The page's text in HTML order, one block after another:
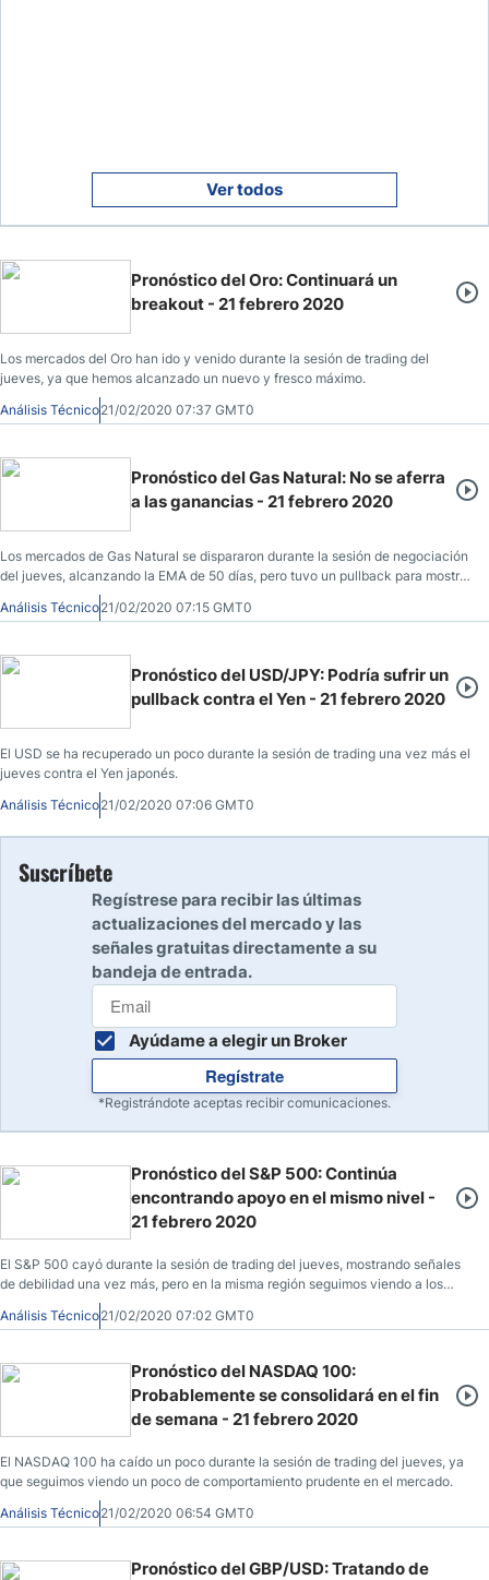
Ver todos
Pronóstico del Oro: Continuará un
breakout - 21 febrero 2020
Los mercados del Oro han ido y venido durante la sesión de trading del
jueves, ya que hemos alcanzado un nuevo y fresco máximo.
Análisis Técnico21/02/2020 07:37 GMT0
Pronóstico del Gas Natural: No se aferra
a las ganancias - 21 febrero 2020
Los mercados de Gas Natural se dispararon durante la sesión de negociación
del jueves, alcanzando la EMA de 50 días, pero tuvo un pullback para mostrar
señales de agotamiento.
Análisis Técnico21/02/2020 07:15 GMT0
Pronóstico del USD/JPY: Podría sufrir un
pullback contra el Yen - 21 febrero 2020
El USD se ha recuperado un poco durante la sesión de trading una vez más el
jueves contra el Yen japonés.
Análisis Técnico21/02/2020 07:06 GMT0
Suscríbete
Regístrese para recibir las últimas
actualizaciones del mercado y las
señales gratuitas directamente a su
bandeja de entrada.
Ayúdame a elegir un Broker
Regístrate
*Registrándote aceptas recibir comunicaciones.
Pronóstico del S&P 500: Continúa
encontrando apoyo en el mismo nivel -
21 febrero 2020
El S&P 500 cayó durante la sesión de trading del jueves, mostrando señales
de debilidad una vez más, pero en la misma región seguimos viendo a los
compradores volver y levantar este mercado.
Análisis Técnico21/02/2020 07:02 GMT0
Pronóstico del NASDAQ 100:
Probablemente se consolidará en el fin
de semana - 21 febrero 2020
El NASDAQ 100 ha caído un poco durante la sesión de trading del jueves, ya
que seguimos viendo un poco de comportamiento prudente en el mercado.
Análisis Técnico21/02/2020 06:54 GMT0
Pronóstico del GBP/USD: Tratando de